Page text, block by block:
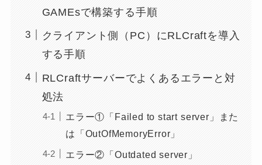
GAMEsで構築する手順
クライアント側（PC）にRLCraftを導入
する手順
RLCraftサーバーでよくあるエラーと対
処法
エラー①「Failed to start server」また
は「OutOfMemoryError」
エラー②「Outdated server」